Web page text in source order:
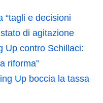
“tagli e decisioni
di agitazione
Up contro Schillaci:
riforma”
Up boccia la tassa